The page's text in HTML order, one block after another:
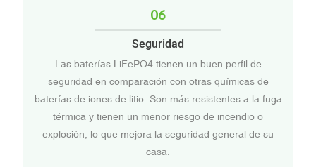
06
Seguridad
Las baterías LiFePO4 tienen un buen perfil de
seguridad en comparación con otras químicas de
baterías de iones de litio. Son más resistentes a la fuga
térmica y tienen un menor riesgo de incendio o
explosión, lo que mejora la seguridad general de su
casa.